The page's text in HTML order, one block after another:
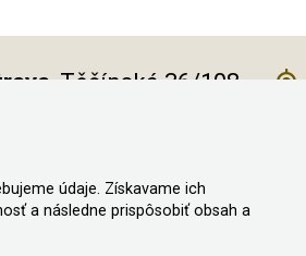
, Těšínská 36/108
údaje. Získavame ich
a následne prispôsobiť obsah a